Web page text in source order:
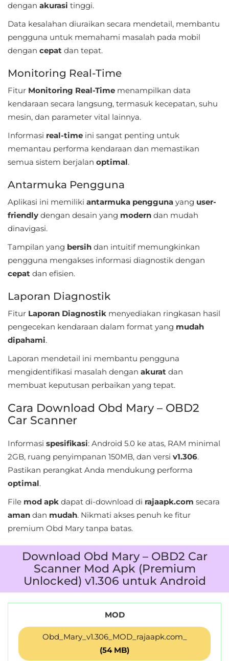
Business
Comics
Communication
Education
Entertainment
Finance
Food
Drink
Health
&
House
&
Home
Libraries
Demo
LifeStyle
Maps
Medical
Audio
News
Magazines
Parenting
dengan akurasi tinggi.
Data kesalahan diuraikan secara mendetail, membantu
pengguna untuk memahami masalah pada mobil
dengan cepat dan tepat.
Monitoring Real-Time
Fitur Monitoring Real-Time menampilkan data
kendaraan secara langsung, termasuk kecepatan, suhu
mesin, dan parameter vital lainnya.
Informasi real-time ini sangat penting untuk
memantau performa kendaraan dan memastikan
semua sistem berjalan optimal.
Antarmuka Pengguna
Aplikasi ini memiliki antarmuka pengguna yang user-
friendly dengan desain yang modern dan mudah
dinavigasi.
Tampilan yang bersih dan intuitif memungkinkan
pengguna mengakses informasi diagnostik dengan
cepat dan efisien.
Laporan Diagnostik
Fitur Laporan Diagnostik menyediakan ringkasan hasil
pengecekan kendaraan dalam format yang mudah
dipahami.
Laporan mendetail ini membantu pengguna
mengidentifikasi masalah dengan akurat dan
membuat keputusan perbaikan yang tepat.
Cara Download Obd Mary – OBD2
Car Scanner
Informasi spesifikasi: Android 5.0 ke atas, RAM minimal
2GB, ruang penyimpanan 150MB, dan versi v1.306.
Pastikan perangkat Anda mendukung performa
optimal.
File mod apk dapat di-download di rajaapk.com secara
aman dan mudah. Nikmati akses penuh ke fitur
premium Obd Mary tanpa batas.
Download Obd Mary – OBD2 Car
Scanner Mod Apk (Premium
Unlocked) v1.306 untuk Android
MOD
Obd_Mary_v1.306_MOD_rajaapk.com_
(54 MB)